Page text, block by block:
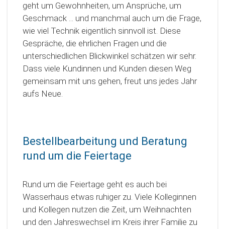
geht um Gewohnheiten, um Ansprüche, um
Geschmack ... und manchmal auch um die Frage,
wie viel Technik eigentlich sinnvoll ist. Diese
Gespräche, die ehrlichen Fragen und die
unterschiedlichen Blickwinkel schätzen wir sehr.
Dass viele Kundinnen und Kunden diesen Weg
gemeinsam mit uns gehen, freut uns jedes Jahr
aufs Neue.
Bestellbearbeitung und Beratung
rund um die Feiertage
Rund um die Feiertage geht es auch bei
Wasserhaus etwas ruhiger zu. Viele Kolleginnen
und Kollegen nutzen die Zeit, um Weihnachten
und den Jahreswechsel im Kreis ihrer Familie zu